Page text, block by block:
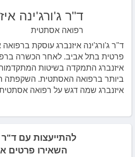
ד"ר ג'ורג'ינה
רפואה אסתטית
ד"ר ג'ורג'ינה איזנברג עוסקת
פרטית בתל אביב. לאחר הכשרה
איזנברג התמקדה בשיטות
ביותר ברפואה האסתטית. השקפתה
איזנברג שמה דגש על רפואה
להתייעצות עם ד"ר
השאירו פרטים